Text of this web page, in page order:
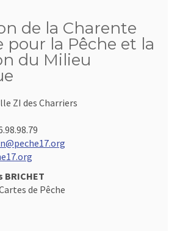
de la Charente
pour la Pêche et la
du Milieu
ZI des Charriers
BRICHET
de Pêche